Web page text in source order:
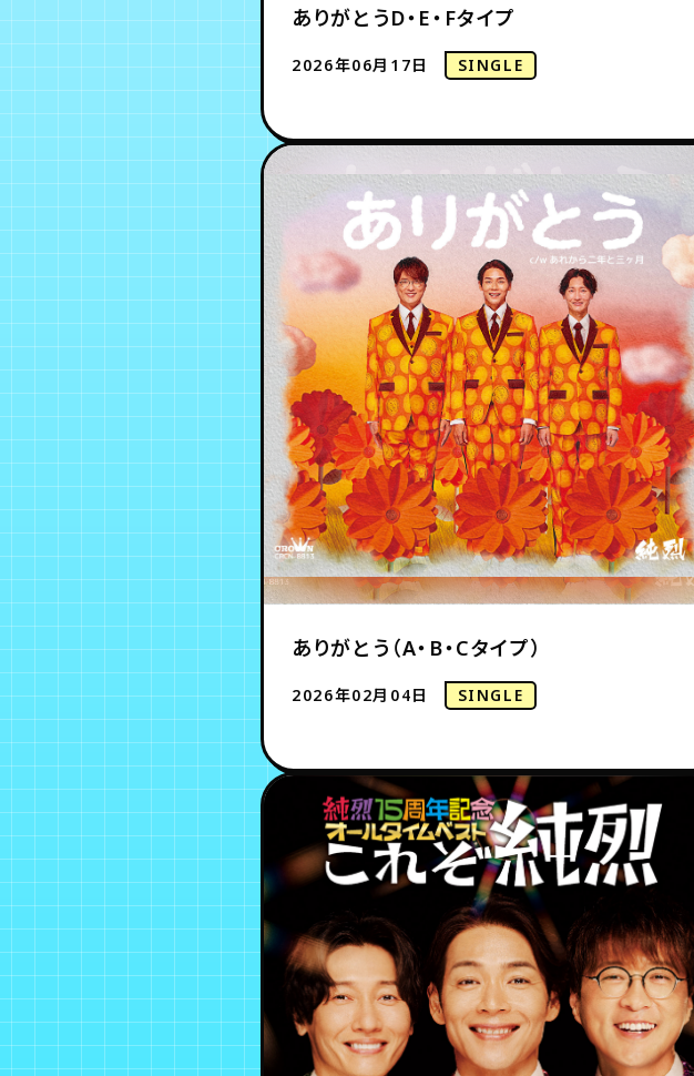
ありがとうD・E・Fタイプ
2026年06月17日 SINGLE
ありがとう（A・B・Cタイプ）
2026年02月04日 SINGLE